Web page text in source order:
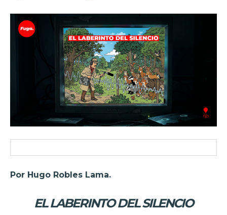
Por Hugo Robles Lama.
EL LABERINTO DEL SILENCIO